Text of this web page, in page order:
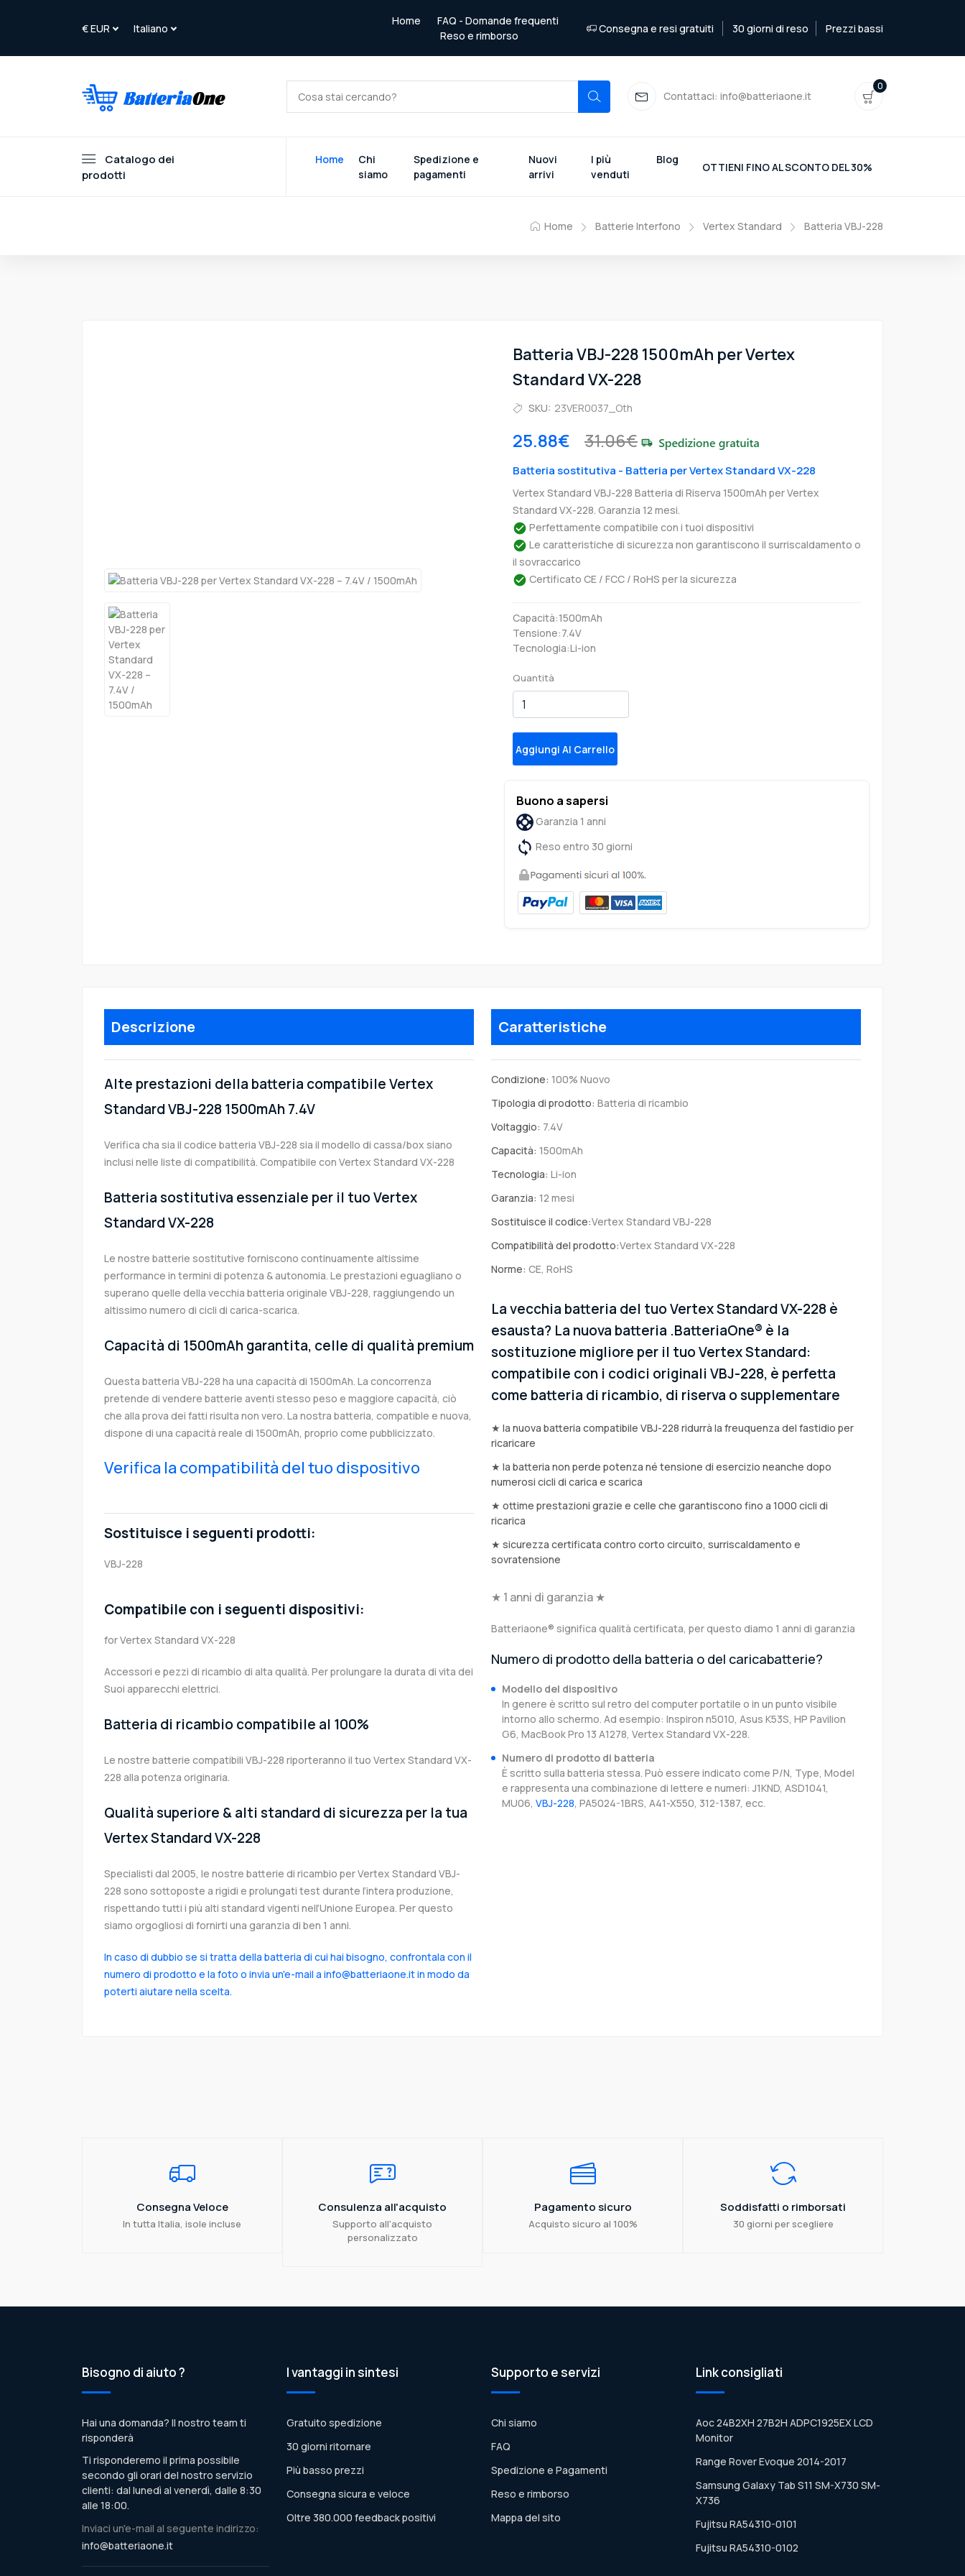
Home
FAQ - Domande frequenti
Reso e rimborso
Consegna e resi gratuiti 30 giorni di reso Prezzi bassi
Contattaci: info@batteriaone.it
0
Catalogo dei
prodotti
Home
Chi
siamo
Spedizione e
pagamenti
Nuovi
arrivi
I più
venduti
Blog
OTTIENI FINO AL SCONTO DEL 30%
Home Batterie Interfono Vertex Standard Batteria VBJ-228
Batteria VBJ-228 1500mAh per Vertex
Standard VX-228
SKU: 23VER0037_Oth
25.88€ 31.06€
Batteria sostitutiva - Batteria per Vertex Standard VX-228
Vertex Standard VBJ-228 Batteria di Riserva 1500mAh per Vertex
Standard VX-228. Garanzia 12 mesi.
Perfettamente compatibile con i tuoi dispositivi
Le caratteristiche di sicurezza non garantiscono il surriscaldamento o
il sovraccarico
Certificato CE / FCC / RoHS per la sicurezza
Capacità:1500mAh
Tensione:7.4V
Tecnologia:Li-ion
Quantità
Aggiungi Al Carrello
Buono a sapersi
Garanzia 1 anni
Reso entro 30 giorni
Descrizione
Alte prestazioni della batteria compatibile Vertex
Standard VBJ-228 1500mAh 7.4V
Verifica cha sia il codice batteria VBJ-228 sia il modello di cassa/box siano
inclusi nelle liste di compatibilità. Compatibile con Vertex Standard VX-228
Batteria sostitutiva essenziale per il tuo Vertex
Standard VX-228
Le nostre batterie sostitutive forniscono continuamente altissime
performance in termini di potenza & autonomia. Le prestazioni eguagliano o
superano quelle della vecchia batteria originale VBJ-228, raggiungendo un
altissimo numero di cicli di carica-scarica.
Capacità di 1500mAh garantita, celle di qualità premium
Questa batteria VBJ-228 ha una capacità di 1500mAh. La concorrenza
pretende di vendere batterie aventi stesso peso e maggiore capacità, ciò
che alla prova dei fatti risulta non vero. La nostra batteria, compatible e nuova,
dispone di una capacità reale di 1500mAh, proprio come pubblicizzato.
Verifica la compatibilità del tuo dispositivo
Sostituisce i seguenti prodotti:
VBJ-228
Compatibile con i seguenti dispositivi:
for Vertex Standard VX-228
Accessori e pezzi di ricambio di alta qualità. Per prolungare la durata di vita dei
Suoi apparecchi elettrici.
Batteria di ricambio compatibile al 100%
Le nostre batterie compatibili VBJ-228 riporteranno il tuo Vertex Standard VX-
228 alla potenza originaria.
Qualità superiore & alti standard di sicurezza per la tua
Vertex Standard VX-228
Specialisti dal 2005, le nostre batterie di ricambio per Vertex Standard VBJ-
228 sono sottoposte a rigidi e prolungati test durante l’intera produzione,
rispettando tutti i più alti standard vigenti nell’Unione Europea. Per questo
siamo orgogliosi di fornirti una garanzia di ben 1 anni.
In caso di dubbio se si tratta della batteria di cui hai bisogno, confrontala con il
numero di prodotto e la foto o invia un'e-mail a info@batteriaone.it in modo da
poterti aiutare nella scelta.
Caratteristiche
Condizione: 100% Nuovo
Tipologia di prodotto: Batteria di ricambio
Voltaggio: 7.4V
Capacità: 1500mAh
Tecnologia: Li-ion
Garanzia: 12 mesi
Sostituisce il codice:Vertex Standard VBJ-228
Compatibilità del prodotto:Vertex Standard VX-228
Norme: CE, RoHS
La vecchia batteria del tuo Vertex Standard VX-228 è
esausta? La nuova batteria .BatteriaOne® è la
sostituzione migliore per il tuo Vertex Standard:
compatibile con i codici originali VBJ-228, è perfetta
come batteria di ricambio, di riserva o supplementare
★ la nuova batteria compatibile VBJ-228 ridurrà la freuquenza del fastidio per
ricaricare
★ la batteria non perde potenza né tensione di esercizio neanche dopo
numerosi cicli di carica e scarica
★ ottime prestazioni grazie e celle che garantiscono fino a 1000 cicli di
ricarica
★ sicurezza certificata contro corto circuito, surriscaldamento e
sovratensione
★ 1 anni di garanzia ★
Batteriaone® significa qualità certificata, per questo diamo 1 anni di garanzia
Numero di prodotto della batteria o del caricabatterie?
Modello del dispositivo
In genere è scritto sul retro del computer portatile o in un punto visibile
intorno allo schermo. Ad esempio: Inspiron n5010, Asus K53S, HP Pavilion
G6, MacBook Pro 13 A1278, Vertex Standard VX-228.
Numero di prodotto di batteria
È scritto sulla batteria stessa. Può essere indicato come P/N, Type, Model
e rappresenta una combinazione di lettere e numeri: J1KND, ASD1041,
MU06, VBJ-228, PA5024-1BRS, A41-X550, 312-1387, ecc.
Consegna Veloce
In tutta Italia, isole incluse
Consulenza all'acquisto
Supporto all'acquisto
personalizzato
Pagamento sicuro
Acquisto sicuro al 100%
Soddisfatti o rimborsati
30 giorni per scegliere
Bisogno di aiuto ?
Hai una domanda? Il nostro team ti
risponderà
Ti risponderemo il prima possibile
secondo gli orari del nostro servizio
clienti: dal lunedì al venerdì, dalle 8:30
alle 18:00.
Inviaci un'e-mail al seguente indirizzo:
info@batteriaone.it
I vantaggi in sintesi
Gratuito spedizione
30 giorni ritornare
Più basso prezzi
Consegna sicura e veloce
Oltre 380.000 feedback positivi
Supporto e servizi
Chi siamo
FAQ
Spedizione e Pagamenti
Reso e rimborso
Mappa del sito
Link consigliati
Aoc 24B2XH 27B2H ADPC1925EX LCD
Monitor
Range Rover Evoque 2014-2017
Samsung Galaxy Tab S11 SM-X730 SM-
X736
Fujitsu RA54310-0101
Fujitsu RA54310-0102